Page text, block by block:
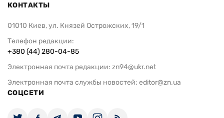
КОНТАКТЫ
01010 Киев, ул. Князей Острожских, 19/1
Телефон редакции:
+380 (44) 280-04-85
Электронная почта редакции: zn94@ukr.net
Электронная почта службы новостей: editor@zn.ua
СОЦСЕТИ